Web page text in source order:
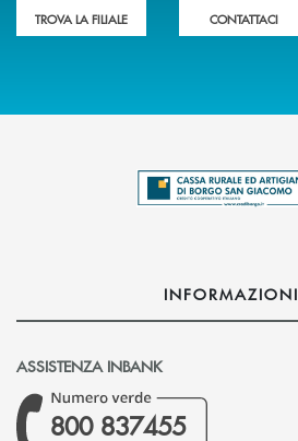
TROVA LA FILIALE CONTATTACI
INFORMAZIONI
ASSISTENZA INBANK
800 837455